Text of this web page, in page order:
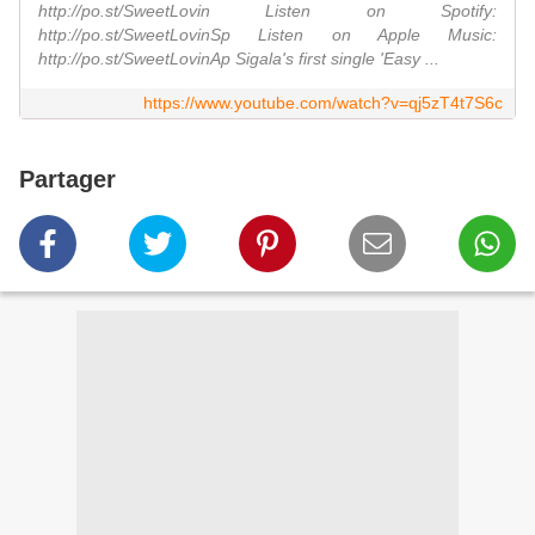
http://po.st/SweetLovin Listen on Spotify:
http://po.st/SweetLovinSp Listen on Apple Music:
http://po.st/SweetLovinAp Sigala's first single 'Easy ...
https://www.youtube.com/watch?v=qj5zT4t7S6c
Partager